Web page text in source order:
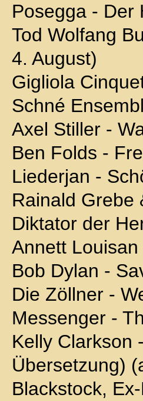
Posegga - Der
Tod Wolfang
4. August)
Gigliola
Schné
Axel Stiller -
Ben Folds -
Liederjan -
Rainald Grebe
Diktator der
Annett
Bob Dylan -
Die Zöllner -
Messenger -
Kelly Clarkson
Übersetzung)
Blackstock,